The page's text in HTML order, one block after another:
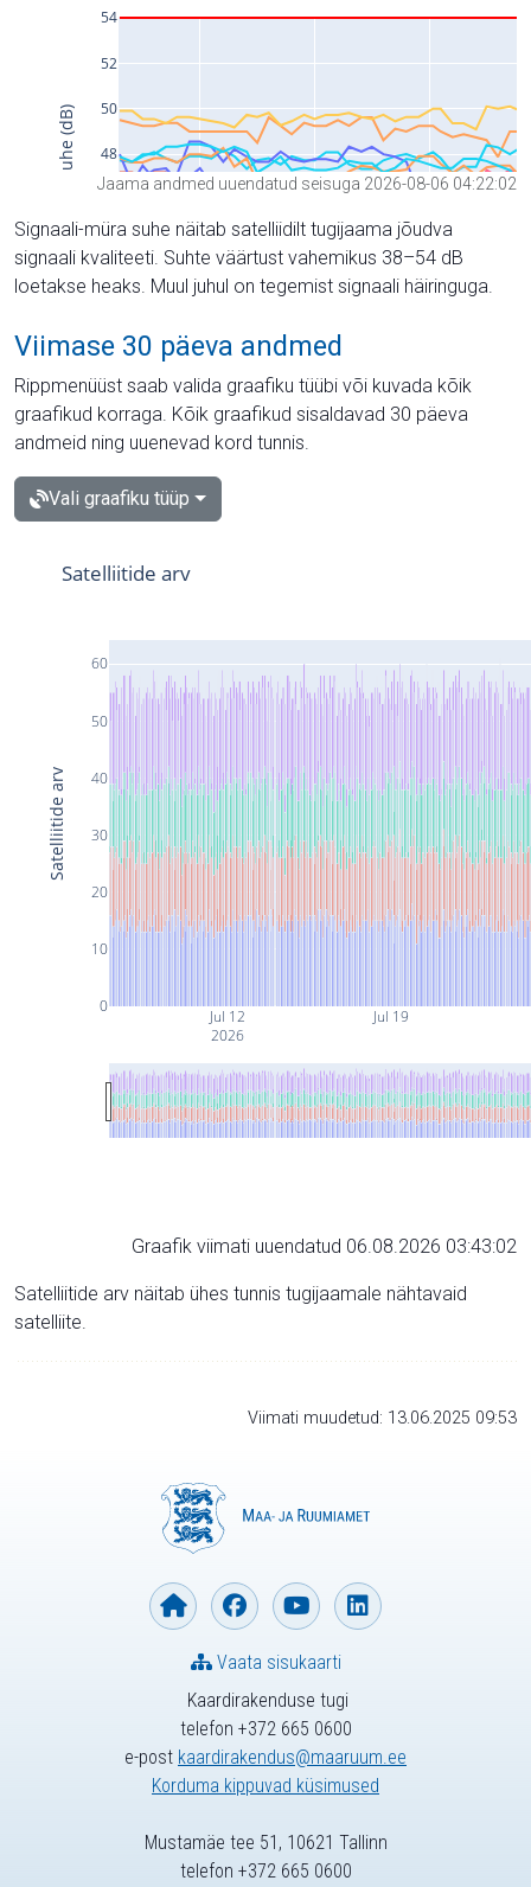
Jaama andmed uuendatud seisuga 2026-08-06 04:22:02
Signaali-müra suhe näitab satelliidilt tugijaama jõudva
signaali kvaliteeti. Suhte väärtust vahemikus 38–54 dB
loetakse heaks. Muul juhul on tegemist signaali häiringuga.
Viimase 30 päeva andmed
Rippmenüüst saab valida graafiku tüübi või kuvada kõik
graafikud korraga. Kõik graafikud sisaldavad 30 päeva
andmeid ning uuenevad kord tunnis.
Vali graafiku tüüp
Jul 12
2026
Jul 19
0
10
20
30
40
50
60
Satelliitide arv
Satelliitide arv
Graafik viimati uuendatud 06.08.2026 03:43:02
Satelliitide arv näitab ühes tunnis tugijaamale nähtavaid
satelliite.
Viimati muudetud: 13.06.2025 09:53
Kaardirakenduse tugi
telefon +372 665 0600
e-post kaardirakendus@maaruum.ee
Korduma kippuvad küsimused
Vaata sisukaarti
Mustamäe tee 51, 10621 Tallinn
telefon +372 665 0600